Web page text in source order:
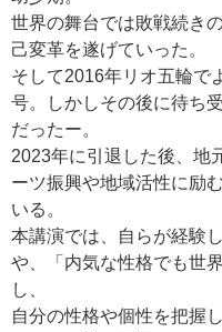
世界の舞台では敗戦続き
己変革を遂げていった。
そして2016年リオ五輪で
号。しかしその後に待ち
だったー。
2023年に引退した後、地
ーツ振興や地域活性に励
いる。
本講演では、自らが経験
や、「内気な性格でも世
し、
自分の性格や個性を把握